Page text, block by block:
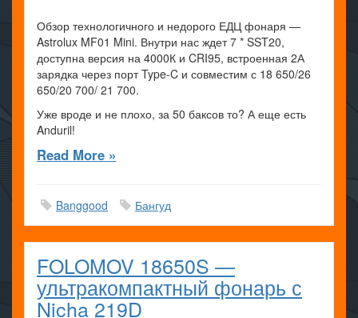
Обзор технологичного и недорого ЕДЦ фонаря —
Astrolux MF01 Mini. Внутри нас ждет 7 * SST20,
доступна версия на 4000К и CRI95, встроенная 2А
зарядка через порт Type-C и совместим с 18 650/26
650/20 700/ 21 700.
Уже вроде и не плохо, за 50 баксов то? А еще есть
Anduril!
Read More »
Banggood Бангуд
FOLOMOV 18650S —
ультракомпактный фонарь с
Nicha 219D